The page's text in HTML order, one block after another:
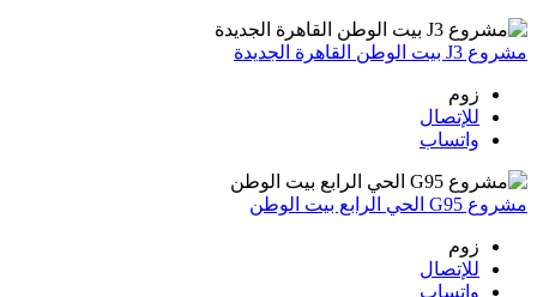
مشروع J3 بيت الوطن القاهرة الجديدة
زوم
للإتصال
واتساب
مشروع G95 الحي الرابع بيت الوطن
زوم
للإتصال
واتساب